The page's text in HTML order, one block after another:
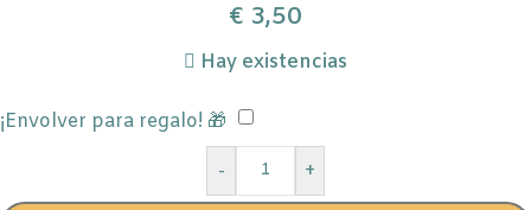
€ 3,50
Hay existencias
¡Envolver para regalo! 🎁
-
+